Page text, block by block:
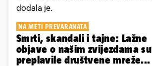
dodala je.
NA METI PREVARANATA
Smrti, skandali i tajne: Lažne
objave o našim zvijezdama su
preplavile društvene mreže...